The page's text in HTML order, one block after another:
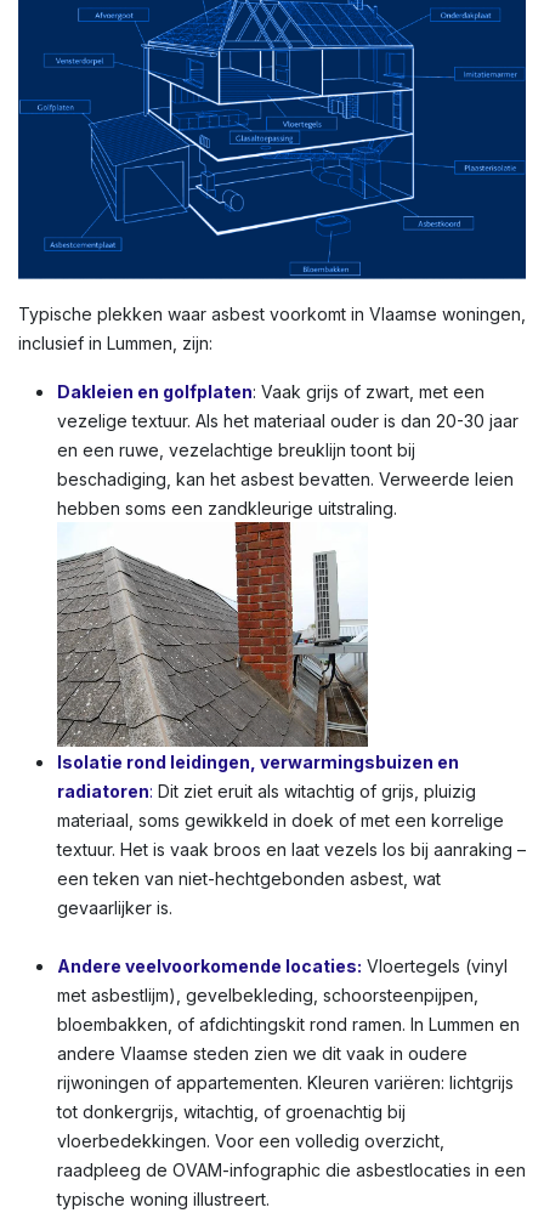
Typische plekken waar asbest voorkomt in Vlaamse woningen,
inclusief in Lummen, zijn:
Dakleien en golfplaten: Vaak grijs of zwart, met een
vezelige textuur. Als het materiaal ouder is dan 20-30 jaar
en een ruwe, vezelachtige breuklijn toont bij
beschadiging, kan het asbest bevatten. Verweerde leien
hebben soms een zandkleurige uitstraling.
Isolatie rond leidingen, verwarmingsbuizen en
radiatoren: Dit ziet eruit als witachtig of grijs, pluizig
materiaal, soms gewikkeld in doek of met een korrelige
textuur. Het is vaak broos en laat vezels los bij aanraking –
een teken van niet-hechtgebonden asbest, wat
gevaarlijker is.
Andere veelvoorkomende locaties:
Vloertegels (vinyl
met asbestlijm), gevelbekleding, schoorsteenpijpen,